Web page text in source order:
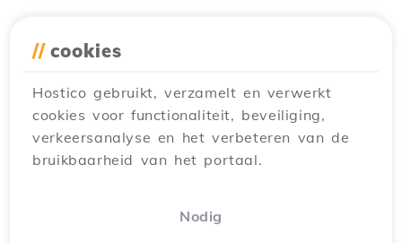
// cookies
Hostico gebruikt, verzamelt en verwerkt
cookies voor functionaliteit, beveiliging,
verkeersanalyse en het verbeteren van de
bruikbaarheid van het portaal.
Nodig